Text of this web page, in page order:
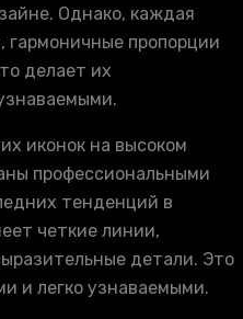
Однако, каждая
гармоничные пропорции
делает их
иконок на высоком
профессиональными
тенденций в
четкие линии,
детали. Это
и легко узнаваемыми.